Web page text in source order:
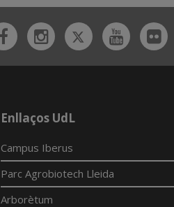
FacebookInstagram
Twitter
Enllaços UdL
Campus Iberus
Parc Agrobiotech Lleida
Arborètum